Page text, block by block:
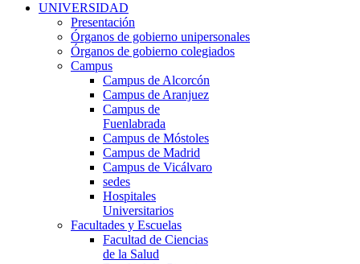
UNIVERSIDAD
Presentación
Órganos de gobierno unipersonales
Órganos de gobierno colegiados
Campus
Campus de Alcorcón
Campus de Aranjuez
Campus de
Fuenlabrada
Campus de Móstoles
Campus de Madrid
Campus de Vicálvaro
sedes
Hospitales
Universitarios
Facultades y Escuelas
Facultad de Ciencias
de la Salud